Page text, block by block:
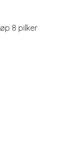
8 pilker